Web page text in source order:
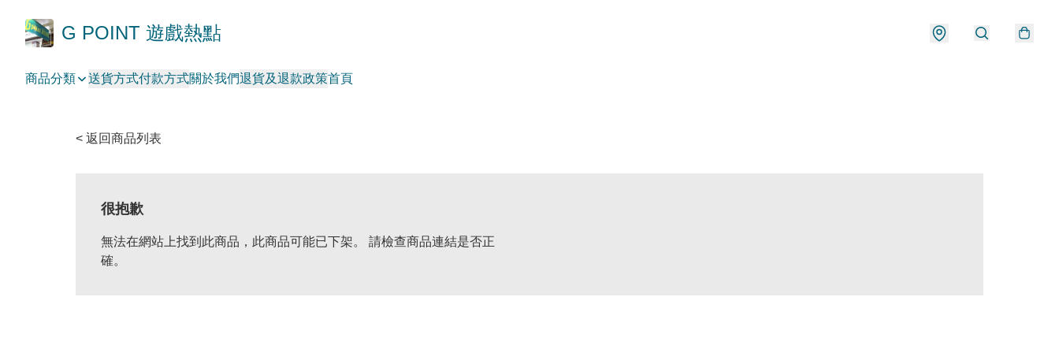
G POINT 遊戲熱點
商品分類 送貨方式付款方式關於我們退貨及退款政策首頁
< 返回商品列表
很抱歉
無法在網站上找到此商品，此商品可能已下架。 請檢查商品連結是否正
確。